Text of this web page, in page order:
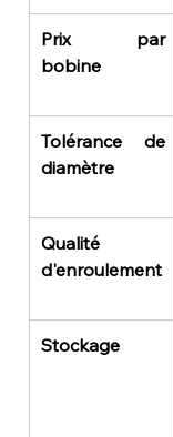
Prix par
bobine
Tolérance de
diamètre
Qualité
d'enroulement
Stockage